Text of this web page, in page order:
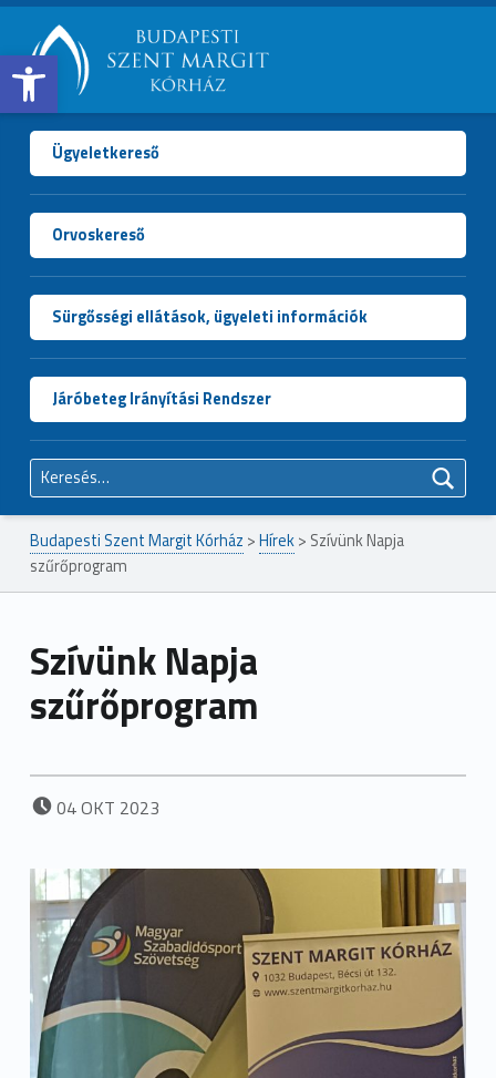
Open toolbar
BUDAPESTI
SZENT
MARGIT
KÓRHÁZ
Ügyeletkereső
Orvoskereső
Sürgősségi ellátások, ügyeleti információk
Járóbeteg Irányítási Rendszer
Keresés:
Budapesti Szent Margit Kórház >Hírek> Szívünk Napja
szűrőprogram
Szívünk Napja
szűrőprogram
POSTED ON:
04OKT 2023